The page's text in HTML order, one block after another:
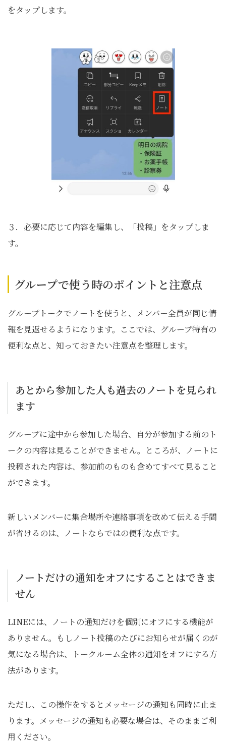
をタップします。
３．必要に応じて内容を編集し、「投稿」をタップしま
す。
グループで使う時のポイントと注意点
グループトークでノートを使うと、メンバー全員が同じ情
報を見返せるようになります。ここでは、グループ特有の
便利な点と、知っておきたい注意点を整理します。
あとから参加した人も過去のノートを見られ
ます
グループに途中から参加した場合、自分が参加する前のト
ークの内容は見ることができません。ところが、ノートに
投稿された内容は、参加前のものも含めてすべて見ること
ができます。
新しいメンバーに集合場所や連絡事項を改めて伝える手間
が省けるのは、ノートならではの便利な点です。
ノートだけの通知をオフにすることはできま
せん
LINEには、ノートの通知だけを個別にオフにする機能が
ありません。もしノート投稿のたびにお知らせが届くのが
気になる場合は、トークルーム全体の通知をオフにする方
法があります。
ただし、この操作をするとメッセージの通知も同時に止ま
ります。メッセージの通知も必要な場合は、そのままご利
用ください。